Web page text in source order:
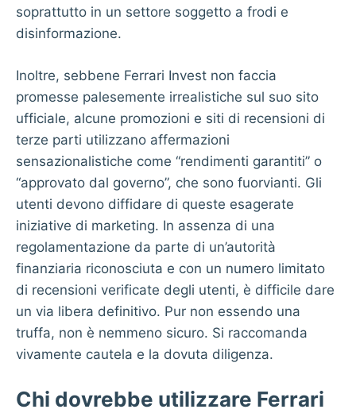
soprattutto in un settore soggetto a frodi e
disinformazione.
Inoltre, sebbene Ferrari Invest non faccia
promesse palesemente irrealistiche sul suo sito
ufficiale, alcune promozioni e siti di recensioni di
terze parti utilizzano affermazioni
sensazionalistiche come “rendimenti garantiti” o
“approvato dal governo”, che sono fuorvianti. Gli
utenti devono diffidare di queste esagerate
iniziative di marketing. In assenza di una
regolamentazione da parte di un’autorità
finanziaria riconosciuta e con un numero limitato
di recensioni verificate degli utenti, è difficile dare
un via libera definitivo. Pur non essendo una
truffa, non è nemmeno sicuro. Si raccomanda
vivamente cautela e la dovuta diligenza.
Chi dovrebbe utilizzare Ferrari